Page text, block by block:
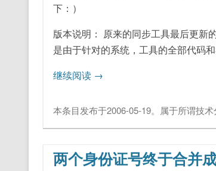
下：）
版本说明： 原来的同步工具最后更新
是由于针对的系统，工具的全部代码
继续阅读 →
本条目发布于2006-05-19。属于所谓技术
两个身份证号终于合并